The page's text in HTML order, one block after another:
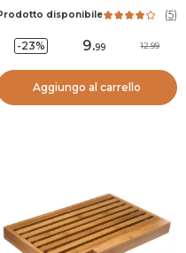
disponibile (5)
-23% 9.99 12.99
Aggiungo al carrello